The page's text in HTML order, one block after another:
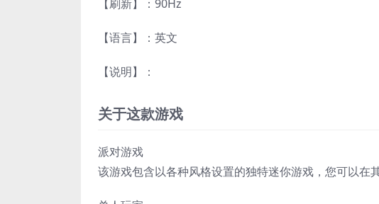
【刷新】：90Hz
【语言】：英文
【说明】：
关于这款游戏
派对游戏
该游戏包含以各种风格设置的独特迷你游戏，您可以在